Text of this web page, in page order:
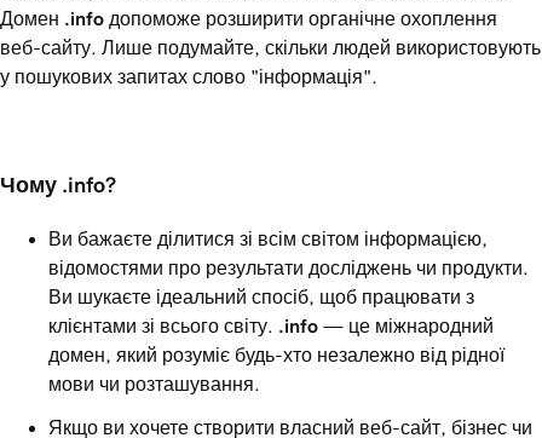
Домен .info допоможе розширити органічне охоплення
веб-сайту. Лише подумайте, скільки людей використовують
у пошукових запитах слово "інформація".
Чому .info?
Ви бажаєте ділитися зі всім світом інформацією,
відомостями про результати досліджень чи продукти.
Ви шукаєте ідеальний спосіб, щоб працювати з
клієнтами зі всього світу.
.info — це міжнародний
домен, який розуміє будь-хто незалежно від рідної
мови чи розташування.
Якщо ви хочете створити власний веб-сайт, бізнес чи